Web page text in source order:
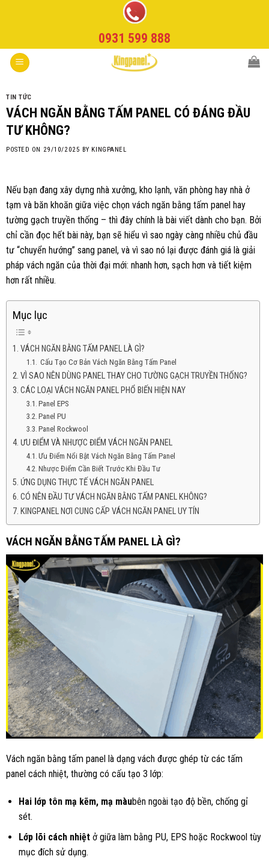
0931 599 888
TIN TỨC
VÁCH NGĂN BẰNG TẤM PANEL CÓ ĐÁNG ĐẦU
TƯ KHÔNG?
POSTED ON 29/10/2025 BY KINGPANEL
Nếu bạn đang xây dựng nhà xưởng, kho lạnh, văn phòng hay nhà ở
tạm và băn khoăn giữa việc chọn vách ngăn bằng tấm panel hay
tường gạch truyền thống – thì đây chính là bài viết dành cho bạn. Bởi
chỉ cần đọc hết bài này, bạn sẽ hiểu vì sao ngày càng nhiều chủ đầu
tư “chuyển hướng” sang panel, và vì sao nó lại được đánh giá là giải
pháp vách ngăn của thời đại mới: nhanh hơn, sạch hơn và tiết kiệm
hơn rất nhiều.
Mục lục
VÁCH NGĂN BẰNG TẤM PANEL LÀ GÌ?
Cấu Tạo Cơ Bản Vách Ngăn Bằng Tấm Panel
VÌ SAO NÊN DÙNG PANEL THAY CHO TƯỜNG GẠCH TRUYỀN THỐNG?
CÁC LOẠI VÁCH NGĂN PANEL PHỔ BIẾN HIỆN NAY
Panel EPS
Panel PU
Panel Rockwool
ƯU ĐIỂM VÀ NHƯỢC ĐIỂM VÁCH NGĂN PANEL
Ưu Điểm Nổi Bật Vách Ngăn Bằng Tấm Panel
Nhược Điểm Cần Biết Trước Khi Đầu Tư
ỨNG DỤNG THỰC TẾ VÁCH NGĂN PANEL
CÓ NÊN ĐẦU TƯ VÁCH NGĂN BẰNG TẤM PANEL KHÔNG?
KINGPANEL NƠI CUNG CẤP VÁCH NGĂN PANEL UY TÍN
VÁCH NGĂN BẰNG TẤM PANEL LÀ GÌ?
Vách ngăn bằng tấm panel là dạng vách được ghép từ các tấm
panel cách nhiệt, thường có cấu tạo 3 lớp:
Hai lớp tôn mạ kẽm, mạ màubên ngoài tạo độ bền, chống gỉ
sét.
Lớp lõi cách nhiệt ở giữa làm bằng PU, EPS hoặc Rockwool tùy
mục đích sử dụng.